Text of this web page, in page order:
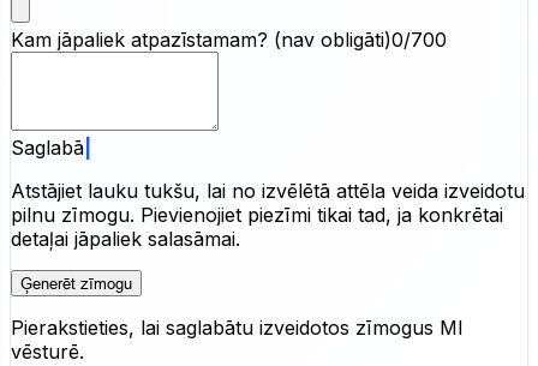
Kam jāpaliek atpazīstamam? (nav obligāti)0/700
Saglabā augšupielādētā attēla atpazīstamību
Atstājiet lauku tukšu, lai no izvēlētā attēla veida izveidotu
pilnu zīmogu. Pievienojiet piezīmi tikai tad, ja konkrētai
detaļai jāpaliek salasāmai.
Ģenerēt zīmogu
Pierakstieties, lai saglabātu izveidotos zīmogus MI
vēsturē.